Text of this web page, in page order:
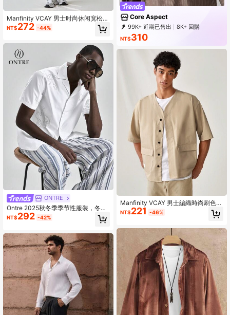
Manfinity VCAY 男士时尚休闲宽松格
子拼布前拉链衬衫
NT$272 -44%
ONTRE
Ontre 2025秋冬季季节性服装，冬
季，返校季，万圣节，圣诞节，男士
教师服装，夜间外出，商务休闲衬衫
NT$292 -42%
Core Aspect
99K+ 近期已售出
8K+ 回購
20K 訂閱
NT$310
Manfinity VCAY 男士編織時尚刷色寬
鬆垂墜肩半袖日常休閒襯衫
NT$221 -46%